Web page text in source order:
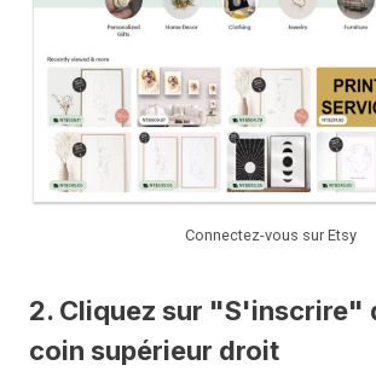
Connectez-vous sur Etsy
2. Cliquez sur "S'inscrire"
coin supérieur droit